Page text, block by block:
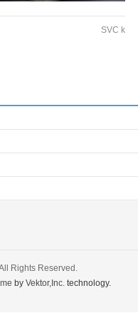
SVC k
Rights Reserved.
byVektor,Inc. technology.